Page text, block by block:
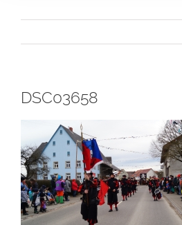
DSC03658